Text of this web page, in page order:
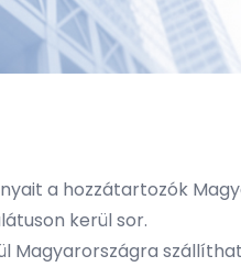
a hozzátartozók
kerül sor.
Magyarországra